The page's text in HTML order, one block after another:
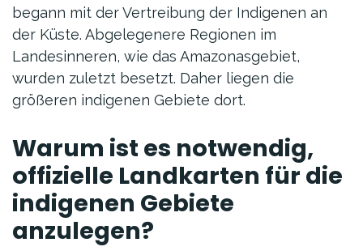
begann mit der Vertreibung der Indigenen an
der Küste. Abgelegenere Regionen im
Landesinneren, wie das Amazonasgebiet,
wurden zuletzt besetzt. Daher liegen die
größeren indigenen Gebiete dort.
Warum ist es notwendig,
offizielle Landkarten für die
indigenen Gebiete
anzulegen?